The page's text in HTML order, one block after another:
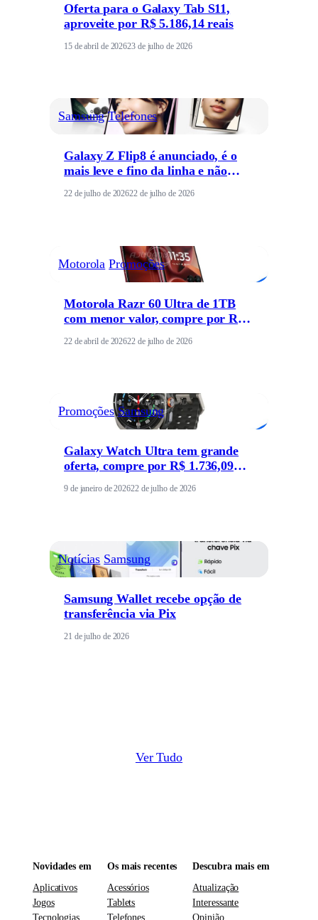
Oferta para o Galaxy Tab S11,
aproveite por R$ 5.186,14 reais
15 de abril de 202623 de julho de 2026
Samsung Telefones
Galaxy Z Flip8 é anunciado, é o
mais leve e fino da linha e não
22 de julho de 202622 de julho de 2026
Motorola Promoções
Motorola Razr 60 Ultra de 1TB
com menor valor, compre por R$
22 de abril de 202622 de julho de 2026
Promoções Samsung
Galaxy Watch Ultra tem grande
oferta, compre por R$ 1.736,09
9 de janeiro de 202622 de julho de 2026
Notícias Samsung
Samsung Wallet recebe opção de
transferência via Pix
21 de julho de 2026
Ver Tudo
Novidades em
Aplicativos
Jogos
Tecnologias
Os mais recentes
Acessórios
Tablets
Telefones
Descubra mais em
Atualização
Interessante
Opinião